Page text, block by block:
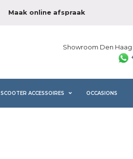
Maak online afspraak
Showroom Den Haag
SCOOTER ACCESSOIRES OCCASIONS